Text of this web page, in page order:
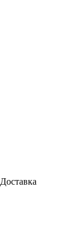
Доставка